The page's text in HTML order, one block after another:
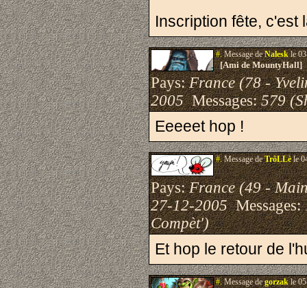
Inscription fête, c'est
#.Message deNaleskle
[Ami de MountyHall]
Pays:France (78 -
2005Messages:579
Eeeeet hop !
#.Message deTrôLLèle
Pays:France (49 -
27-12-2005Messages:
Compèt')
Et hop le retour de
#.Message degorzakle